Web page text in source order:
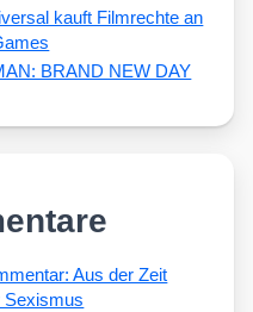
kauft Filmrechte an
BRAND NEW DAY
Aus der Zeit
Sexismus